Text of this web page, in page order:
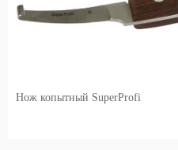
Нож копытный SuperProfi